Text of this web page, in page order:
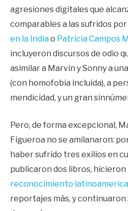
agresiones digitales que
comparables a las sufridos
en la Indiao Patricia Campos
incluyeron discursos de odio
asimilar a Marvin y Sonny a
(con homofobia incluida), a
mendicidad, y un gran
Pero, de forma excepcional,
Figueroa no se amilanaron:
haber sufrido tres exilios en
publicaron dos libros, hicieron
reconocimiento
reportajes más, y continuaron